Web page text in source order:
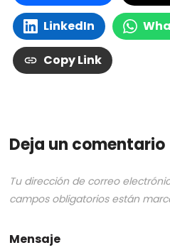
LinkedIn
Copy Link
Deja un comentario
Tu dirección de correo
campos obligatorios están
Mensaje